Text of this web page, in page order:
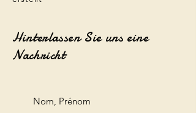
Hinterlassen Sie uns eine
Nachricht